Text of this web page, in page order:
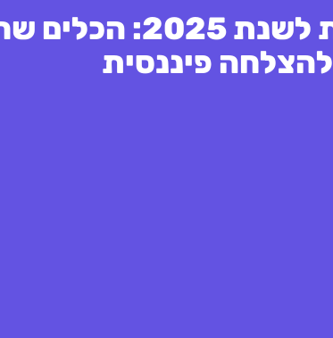
טופ 10 יחסי רווחיות
להצלחה פיננסית